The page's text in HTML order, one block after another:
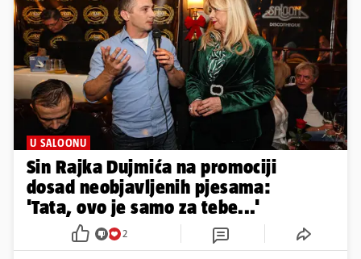
U SALOONU
Sin Rajka Dujmića na promociji
dosad neobjavljenih pjesama:
'Tata, ovo je samo za tebe...'
2